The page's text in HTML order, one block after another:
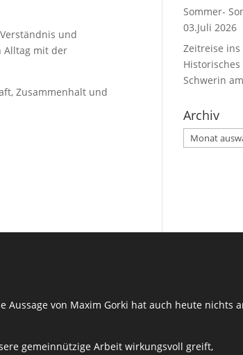
und
Alltag mit der
Zusammenhalt und
Sommer-
03.Juli 2026
Zeitreise ins
Schwerin
Archiv
Archiv
Aussage von Maxim Gorki hat auch heute nichts
gemeinnützige Arbeit wirkungsvoll greift,